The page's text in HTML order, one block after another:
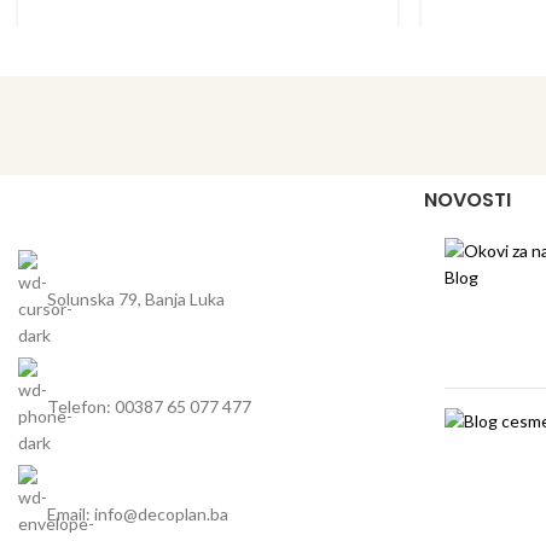
Solunska 79, Banja Luka
Telefon: 00387 65 077 477
Email: info@decoplan.ba
NOVOSTI